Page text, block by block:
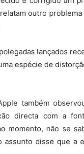
outro
lançados
espécie de
também
directa com a
momento, não se
assunto disse que a